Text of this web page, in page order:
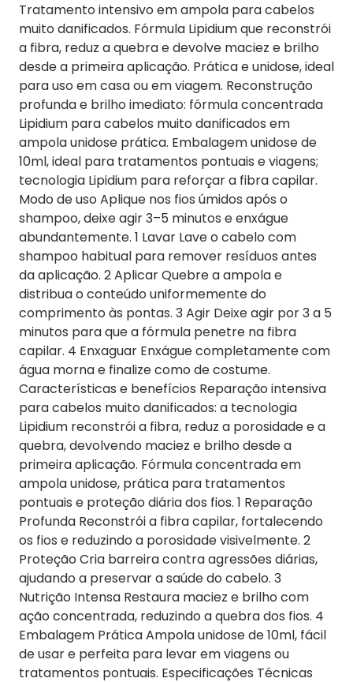
Tratamento intensivo em ampola para cabelos
muito danificados. Fórmula Lipidium que reconstrói
a fibra, reduz a quebra e devolve maciez e brilho
desde a primeira aplicação. Prática e unidose, ideal
para uso em casa ou em viagem. Reconstrução
profunda e brilho imediato: fórmula concentrada
Lipidium para cabelos muito danificados em
ampola unidose prática. Embalagem unidose de
10ml, ideal para tratamentos pontuais e viagens;
tecnologia Lipidium para reforçar a fibra capilar.
Modo de uso Aplique nos fios úmidos após o
shampoo, deixe agir 3–5 minutos e enxágue
abundantemente. 1 Lavar Lave o cabelo com
shampoo habitual para remover resíduos antes
da aplicação. 2 Aplicar Quebre a ampola e
distribua o conteúdo uniformemente do
comprimento às pontas. 3 Agir Deixe agir por 3 a 5
minutos para que a fórmula penetre na fibra
capilar. 4 Enxaguar Enxágue completamente com
água morna e finalize como de costume.
Características e benefícios Reparação intensiva
para cabelos muito danificados: a tecnologia
Lipidium reconstrói a fibra, reduz a porosidade e a
quebra, devolvendo maciez e brilho desde a
primeira aplicação. Fórmula concentrada em
ampola unidose, prática para tratamentos
pontuais e proteção diária dos fios. 1 Reparação
Profunda Reconstrói a fibra capilar, fortalecendo
os fios e reduzindo a porosidade visivelmente. 2
Proteção Cria barreira contra agressões diárias,
ajudando a preservar a saúde do cabelo. 3
Nutrição Intensa Restaura maciez e brilho com
ação concentrada, reduzindo a quebra dos fios. 4
Embalagem Prática Ampola unidose de 10ml, fácil
de usar e perfeita para levar em viagens ou
tratamentos pontuais. Especificações Técnicas